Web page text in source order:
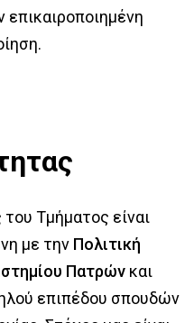
επικαιροποιημένη
του Τμήματος είναι
με την Πολιτική
Πατρώνκαι
επιπέδου σπουδών